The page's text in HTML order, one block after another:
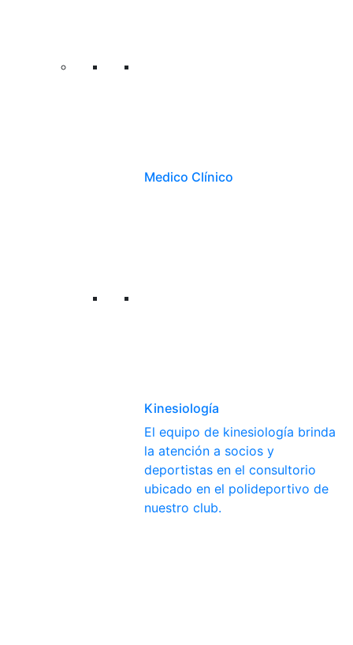
Medico Clínico
Kinesiología
El equipo de kinesiología brinda
la atención a socios y
deportistas en el consultorio
ubicado en el polideportivo de
nuestro club.